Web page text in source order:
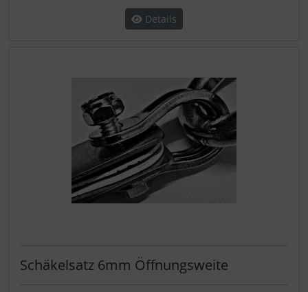
Details
Schäkelsatz 6mm Öffnungsweite